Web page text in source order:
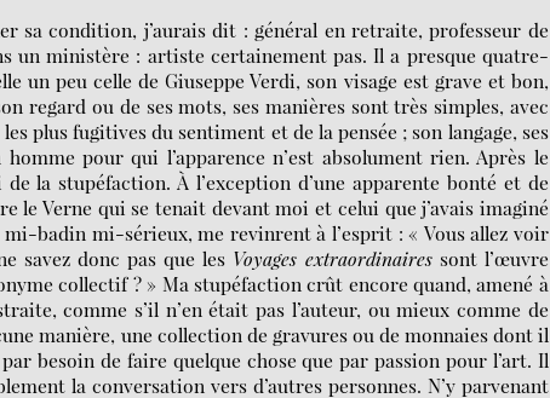
sa condition, j’aurais dit : général en retraite, professeur de
un ministère : artiste certainement pas. Il a presque quatre-
un peu celle de Giuseppe Verdi, son visage est grave et bon,
regard ou de ses mots, ses manières sont très simples, avec
plus fugitives du sentiment et de la pensée ; son langage, ses
pour qui l’apparence n’est absolument rien. Après le
la stupéfaction. À l’exception d’une apparente bonté et de
le Verne qui se tenait devant moi et celui que j’avais imaginé
badin mi-sérieux, me revinrent à l’esprit : « Vous allez voir
savez donc pas que les Voyages extraordinairessont l’œuvre
collectif ? » Ma stupéfaction crût encore quand, amené à
comme s’il n’en était pas l’auteur, ou mieux comme de
manière, une collection de gravures ou de monnaies dont il
besoin de faire quelque chose que par passion pour l’art. Il
la conversation vers d’autres personnes. N’y parvenant